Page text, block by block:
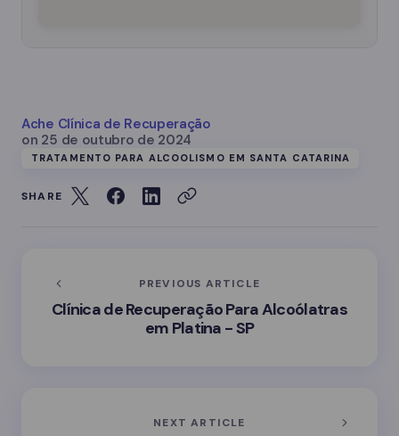
Ache Clínica de Recuperação
on 25 de outubro de 2024
TRATAMENTO PARA ALCOOLISMO EM SANTA CATARINA
SHARE
PREVIOUS ARTICLE
Clínica de Recuperação Para Alcoólatras
em Platina - SP
NEXT ARTICLE